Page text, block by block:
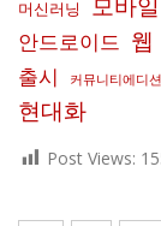
머신러닝
안드로이드 웹
출시 커뮤니티에디션
현대화
Post Views: